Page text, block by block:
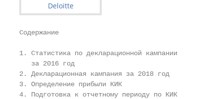
Содержание
1. Статистика по декларационной кампании
   за 2016 год
2. Декларационная кампания за 2018 год
3. Определение прибыли КИК
4. Подготовка к отчетному периоду по КИК